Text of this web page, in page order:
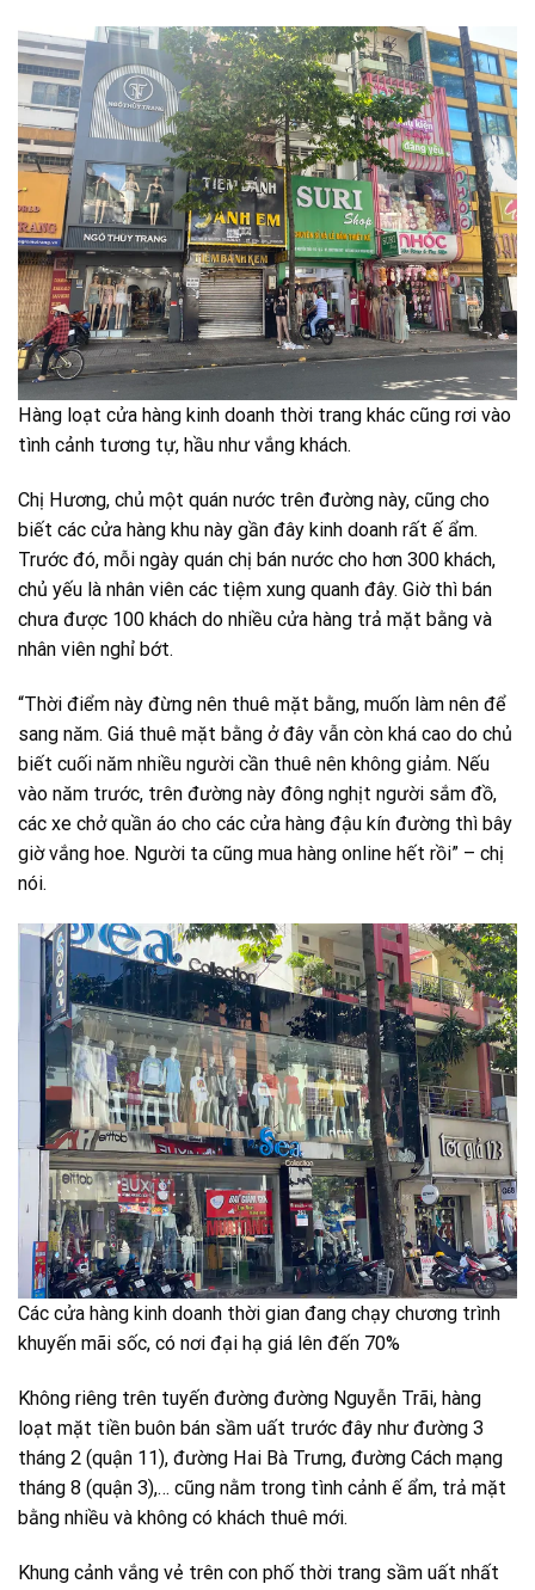
Hàng loạt cửa hàng kinh doanh thời trang khác cũng rơi vào
tình cảnh tương tự, hầu như vắng khách.
Chị Hương, chủ một quán nước trên đường này, cũng cho
biết các cửa hàng khu này gần đây kinh doanh rất ế ẩm.
Trước đó, mỗi ngày quán chị bán nước cho hơn 300 khách,
chủ yếu là nhân viên các tiệm xung quanh đây. Giờ thì bán
chưa được 100 khách do nhiều cửa hàng trả mặt bằng và
nhân viên nghỉ bớt.
“Thời điểm này đừng nên thuê mặt bằng, muốn làm nên để
sang năm. Giá thuê mặt bằng ở đây vẫn còn khá cao do chủ
biết cuối năm nhiều người cần thuê nên không giảm. Nếu
vào năm trước, trên đường này đông nghịt người sắm đồ,
các xe chở quần áo cho các cửa hàng đậu kín đường thì bây
giờ vắng hoe. Người ta cũng mua hàng online hết rồi” – chị
nói.
Các cửa hàng kinh doanh thời gian đang chạy chương trình
khuyến mãi sốc, có nơi đại hạ giá lên đến 70%
Không riêng trên tuyến đường đường Nguyễn Trãi, hàng
loạt mặt tiền buôn bán sầm uất trước đây như đường 3
tháng 2 (quận 11), đường Hai Bà Trưng, đường Cách mạng
tháng 8 (quận 3),… cũng nằm trong tình cảnh ế ẩm, trả mặt
bằng nhiều và không có khách thuê mới.
Khung cảnh vắng vẻ trên con phố thời trang sầm uất nhất